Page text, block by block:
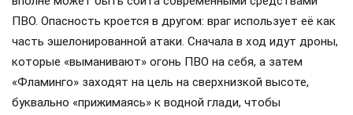
ПВО. Опасность кроется в другом: враг использует её как
часть эшелонированной атаки. Сначала в ход идут дроны,
которые «выманивают» огонь ПВО на себя, а затем
«Фламинго» заходят на цель на сверхнизкой высоте,
буквально «прижимаясь» к водной глади, чтобы